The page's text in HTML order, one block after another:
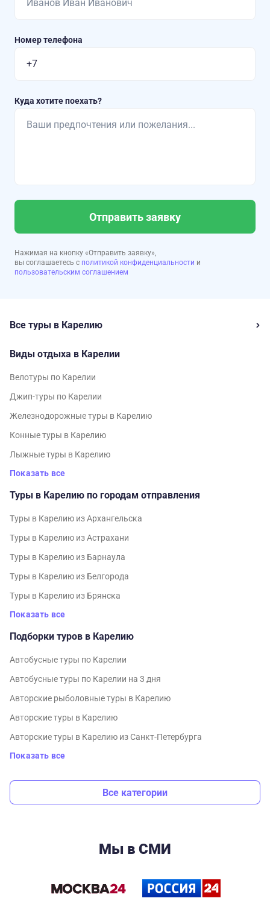
Номер телефона
Куда хотите поехать?
Отправить заявку
Нажимая на кнопку «Отправить заявку»,
вы соглашаетесь с политикой конфиденциальности и
пользовательским соглашением
Все туры в Карелию
Виды отдыха в Карелии
Велотуры по Карелии
Джип-туры по Карелии
Железнодорожные туры в Карелию
Конные туры в Карелию
Лыжные туры в Карелию
Показать все
Туры в Карелию по городам отправления
Туры в Карелию из Архангельска
Туры в Карелию из Астрахани
Туры в Карелию из Барнаула
Туры в Карелию из Белгорода
Туры в Карелию из Брянска
Показать все
Подборки туров в Карелию
Автобусные туры по Карелии
Автобусные туры по Карелии на 3 дня
Авторские рыболовные туры в Карелию
Авторские туры в Карелию
Авторские туры в Карелию из Санкт-Петербурга
Показать все
Все категории
Мы в СМИ